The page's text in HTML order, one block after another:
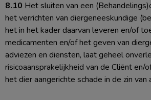
8.10 Het sluiten van een
het verrichten van diergeneeskundige
het in het kader daarvan leveren en/of
medicamenten en/of het geven van
adviezen en diensten, laat geheel
risicoaansprakelijkheid van de Cliënt en/
het dier aangerichte schade in de zin